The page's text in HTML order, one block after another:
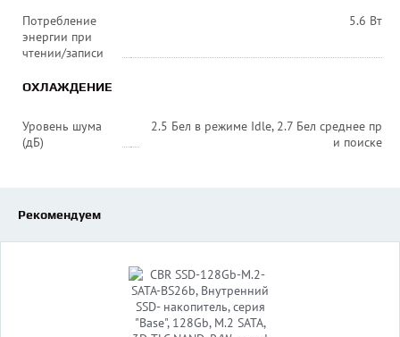
Потребление
энергии при
чтении/записи
5.6 Вт
ОХЛАЖДЕНИЕ
Уровень шума
(дБ)
2.5 Бел в режиме Idle, 2.7 Бел среднее пр
и поиске
Рекомендуем